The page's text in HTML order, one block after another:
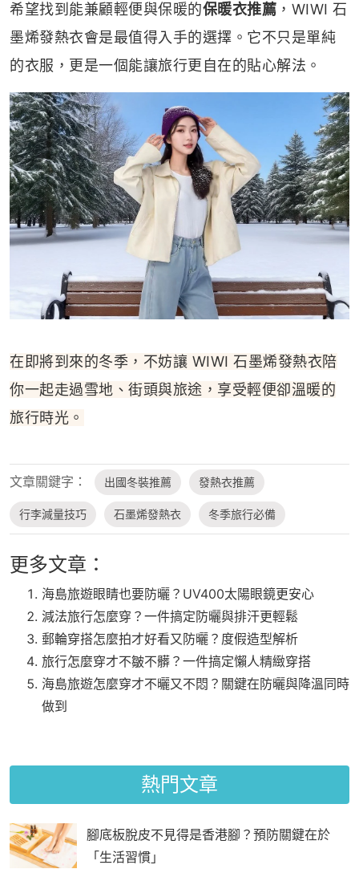
希望找到能兼顧輕便與保暖的保暖衣推薦 ，WIWI 石
墨烯發熱衣會是最值得入手的選擇。它不只是單純
的衣服，更是一個能讓旅行更自在的貼心解法。
在即將到來的冬季，不妨讓 WIWI 石墨烯發熱衣陪
你一起走過雪地、街頭與旅途，享受輕便卻溫暖的
旅行時光。
文章關鍵字： 出國冬裝推薦 發熱衣推薦
行李減量技巧 石墨烯發熱衣 冬季旅行必備
更多文章：
海島旅遊眼睛也要防曬？UV400太陽眼鏡更安心
減法旅行怎麼穿？一件搞定防曬與排汗更輕鬆
郵輪穿搭怎麼拍才好看又防曬？度假造型解析
旅行怎麼穿才不皺不髒？一件搞定懶人精緻穿搭
海島旅遊怎麼穿才不曬又不悶？關鍵在防曬與降溫同時
做到
熱門文章
腳底板脫皮不見得是香港腳？預防關鍵在於
「生活習慣」